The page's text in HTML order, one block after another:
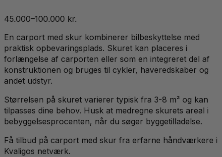
45.000–100.000 kr.
En carport med skur kombinerer bilbeskyttelse med
praktisk opbevaringsplads. Skuret kan placeres i
forlængelse af carporten eller som en integreret del af
konstruktionen og bruges til cykler, haveredskaber og
andet udstyr.
Størrelsen på skuret varierer typisk fra 3-8 m² og kan
tilpasses dine behov. Husk at medregne skurets areal i
bebyggelsesprocenten, når du søger byggetilladelse.
Få tilbud på carport med skur fra erfarne håndværkere i
Kvaligos netværk.